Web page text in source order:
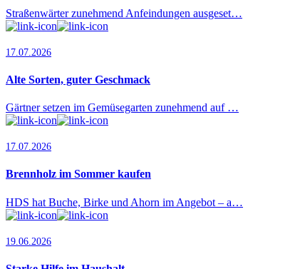
Straßenwärter zunehmend Anfeindungen ausgeset…
17.07.2026
Alte Sorten, guter Geschmack
Gärtner setzen im Gemüsegarten zunehmend auf …
17.07.2026
Brennholz im Sommer kaufen
HDS hat Buche, Birke und Ahorn im Angebot – a…
19.06.2026